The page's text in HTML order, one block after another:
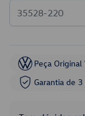
Peça
Garantia de